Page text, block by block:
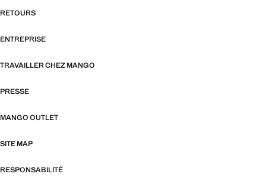
RETOURS
ENTREPRISE
TRAVAILLER CHEZ MANGO
PRESSE
MANGO OUTLET
SITE MAP
RESPONSABILITÉ